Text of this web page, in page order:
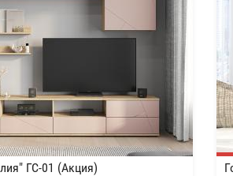
ГС-01 (Акция)